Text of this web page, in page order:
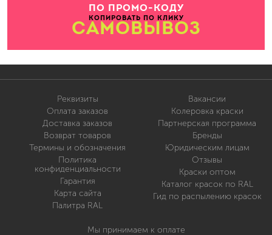
ПО ПРОМО-КОДУ
КОПИРОВАТЬ ПО КЛИКУ
САМОВЫВОЗ
Реквизиты
Оплата заказов
Доставка заказов
Возврат товаров
Термины и обозначения
Политика
конфиденциальности
Гарантия
Карта сайта
Палитра RAL
Вакансии
Колеровка краски
Партнерская программа
Бренды
Юридическим лицам
Отзывы
Краски оптом
Каталог красок по RAL
Гид по распылению красок
Мы принимаем к оплате